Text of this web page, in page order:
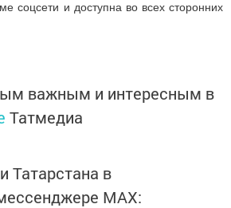
соцсети и доступна во всех сторонних
важным и интересным в
Татмедиа
Татарстана в
MАХ: